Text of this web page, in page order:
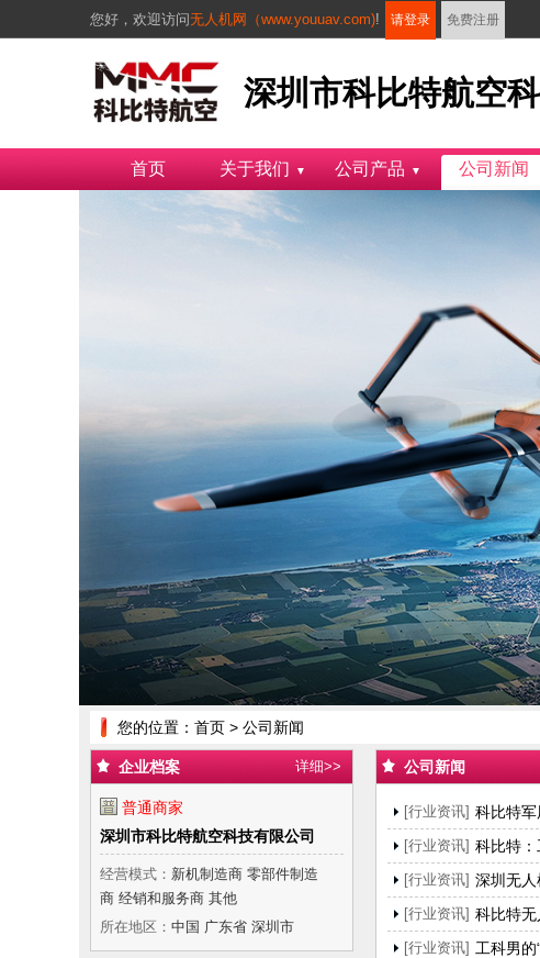
您好， 欢迎访问无人机网（www.youuav.com)! 请登录 免费注册
深圳市科比特航空
首页 关于我们 ▼ 公司产品 ▼ 公司新闻
您的位置： 首页 > 公司新闻
企业档案 详细>>
普通商家
深圳市科比特航空科技有限公司
经营模式： 新机制造商 零部件制造
商 经销和服务商 其他
所在地区： 中国 广东省 深圳市
公司新闻
[行业资讯] 科比特
[行业资讯] 科比特
[行业资讯] 深圳无
[行业资讯] 科比特
[行业资讯] 工科男